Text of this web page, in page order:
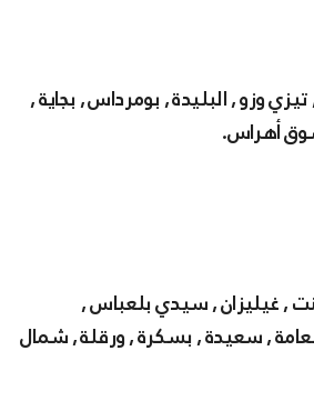
وزو , البليدة , بومرداس , بجاية ,
أهراس.
, غيليزان , سيدي بلعباس ,
, سعيدة , بسكرة , ورقلة , شمال